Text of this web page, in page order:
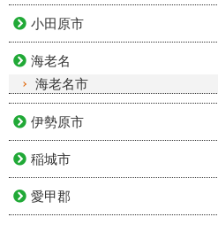
小田原市
海老名
海老名市
伊勢原市
稲城市
愛甲郡